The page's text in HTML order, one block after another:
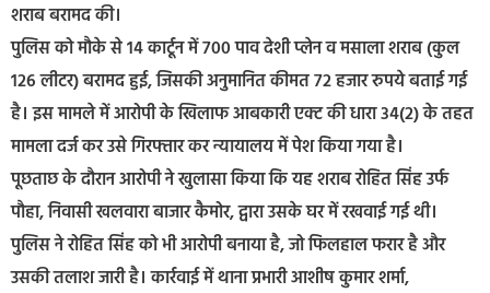
शराब बरामद की।
पुलिस को मौके से 14 कार्टून में 700 पाव देशी प्लेन व मसाला शराब (कुल
126 लीटर) बरामद हुई, जिसकी अनुमानित कीमत 72 हजार रुपये बताई गई
है। इस मामले में आरोपी के खिलाफ आबकारी एक्ट की धारा 34(2) के तहत
मामला दर्ज कर उसे गिरफ्तार कर न्यायालय में पेश किया गया है।
पूछताछ के दौरान आरोपी ने खुलासा किया कि यह शराब रोहित सिंह उर्फ
पौहा, निवासी खलवारा बाजार कैमोर, द्वारा उसके घर में रखवाई गई थी।
पुलिस ने रोहित सिंह को भी आरोपी बनाया है, जो फिलहाल फरार है और
उसकी तलाश जारी है। कार्रवाई में थाना प्रभारी आशीष कुमार शर्मा,